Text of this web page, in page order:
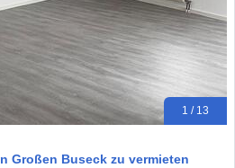
1 / 13
Großen Buseck zu vermieten